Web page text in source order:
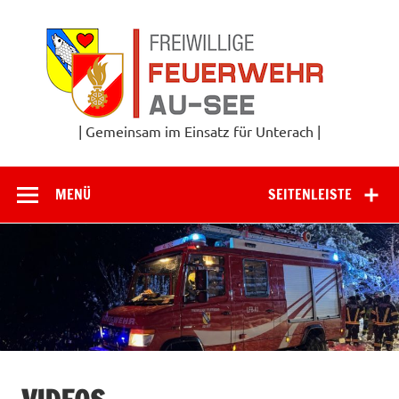
springen
| Gemeinsam im Einsatz für Unterach |
SEITENLEISTE
MENÜ